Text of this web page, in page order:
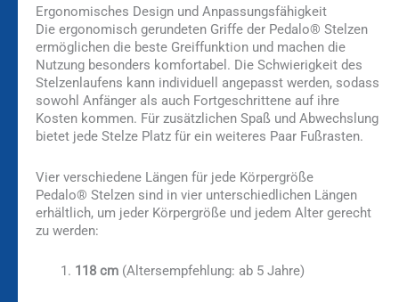
Ergonomisches Design und Anpassungsfähigkeit
Die ergonomisch gerundeten Griffe der Pedalo® Stelzen
ermöglichen die beste Greiffunktion und machen die
Nutzung besonders komfortabel. Die Schwierigkeit des
Stelzenlaufens kann individuell angepasst werden, sodass
sowohl Anfänger als auch Fortgeschrittene auf ihre
Kosten kommen. Für zusätzlichen Spaß und Abwechslung
bietet jede Stelze Platz für ein weiteres Paar Fußrasten.
Vier verschiedene Längen für jede Körpergröße
Pedalo® Stelzen sind in vier unterschiedlichen Längen
erhältlich, um jeder Körpergröße und jedem Alter gerecht
zu werden:
118 cm(Altersempfehlung: ab 5 Jahre)